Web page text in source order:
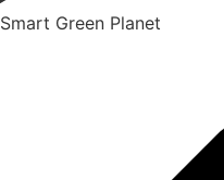
Smart Green Planet